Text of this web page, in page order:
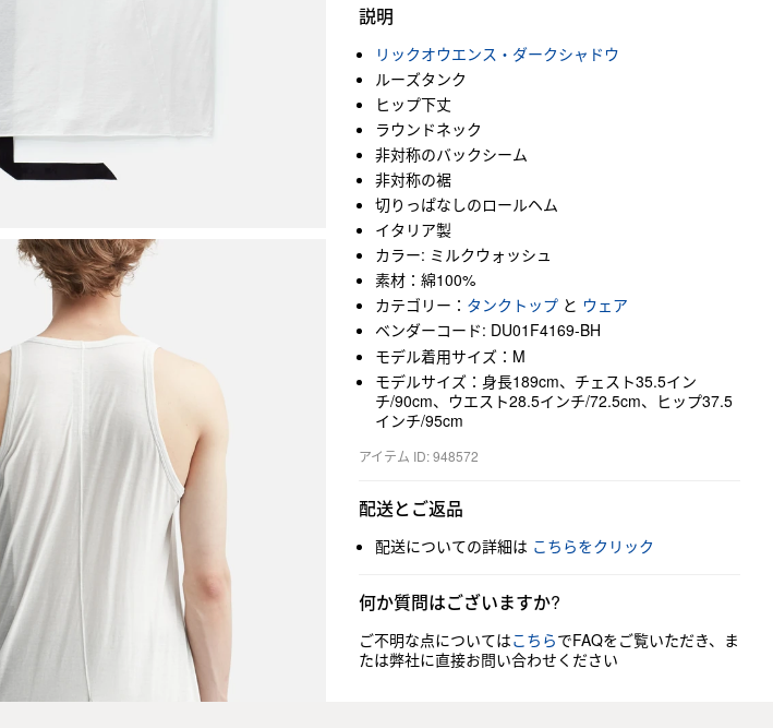
説明
リックオウエンス・ダークシャドウ
ルーズタンク
ヒップ下丈
ラウンドネック
非対称のバックシーム
非対称の裾
切りっぱなしのロールヘム
イタリア製
カラー: ミルクウォッシュ
素材：綿100%
カテゴリー： タンクトップ と ウェア
ベンダーコード: DU01F4169-BH
モデル着用サイズ：M
モデルサイズ：身長189cm、チェスト35.5イン
チ/90cm、ウエスト28.5インチ/72.5cm、ヒップ37.5
インチ/95cm
アイテム ID: 948572
配送とご返品
配送についての詳細は こちらをクリック
何か質問はございますか?
ご不明な点についてはこちらでFAQをご覧いただき、ま
たは弊社に直接お問い合わせください